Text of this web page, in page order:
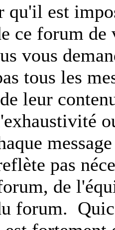
qu'il est
ce forum
vous
tous les
leur
pas
de
forum.